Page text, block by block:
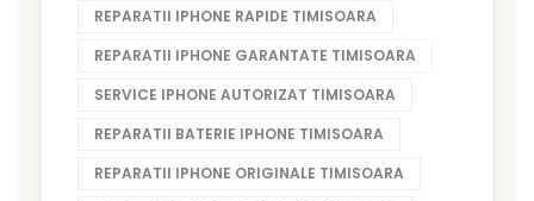
REPARATII IPHONE RAPIDE TIMISOARA
REPARATII IPHONE GARANTATE TIMISOARA
SERVICE IPHONE AUTORIZAT TIMISOARA
REPARATII BATERIE IPHONE TIMISOARA
REPARATII IPHONE ORIGINALE TIMISOARA